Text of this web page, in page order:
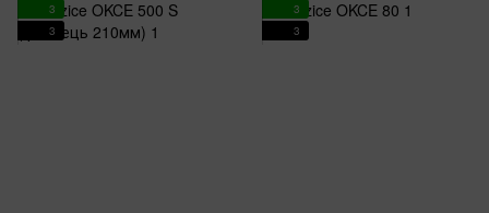
3
3
3
3